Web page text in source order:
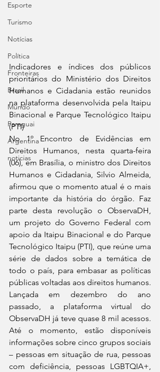
Esporte
Turismo
Notícias
Política
Fronteiras
Brasil
Mundo
Paraguai
Argentina
noticias
Indicadores e índices dos públicos
prioritários do Ministério dos Direitos
Humanos e Cidadania estão reunidos
na plataforma desenvolvida pela Itaipu
Binacional e Parque Tecnológico Itaipu
(PTI)
No 1º Encontro de Evidências em
Direitos Humanos, nesta quarta-feira
(06), em Brasília, o ministro dos Direitos
Humanos e Cidadania, Silvio Almeida,
afirmou que o momento atual é o mais
importante da história do órgão. Faz
parte desta revolução o ObservaDH,
um projeto do Governo Federal com
apoio da Itaipu Binacional e do Parque
Tecnológico Itaipu (PTI), que reúne uma
série de dados sobre a temática de
todo o país, para embasar as políticas
públicas voltadas aos direitos humanos.
Lançada em dezembro do ano
passado, a plataforma virtual do
ObservaDH já teve quase 8 mil acessos.
Até o momento, estão disponíveis
informações sobre cinco grupos sociais
– pessoas em situação de rua, pessoas
com deficiência, pessoas LGBTQIA+,